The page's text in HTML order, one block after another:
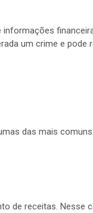
um crime e pode
das mais comuns:
de receitas. Nesse